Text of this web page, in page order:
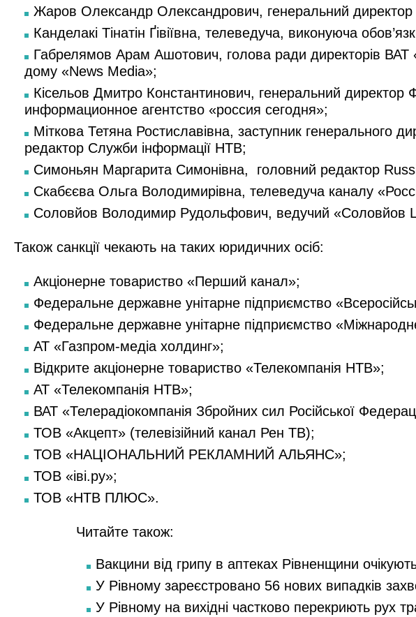
Жаров Олександр Олександрович, генеральний
Канделакі Тінатін Ґівіївна, телеведуча, виконуюча
Габрелямов Арам Ашотович, голова ради директорів ВАТ
дому «News Media»;
Кісельов Дмитро Константинович, генеральний
информационное агентство «россия сегодня»;
Міткова Тетяна Ростиславівна, заступник генерального
редактор Служби інформації НТВ;
Симоньян Маргарита Симонівна, головний редактор
Скабєєва Ольга Володимирівна, телеведуча каналу
Соловйов Володимир Рудольфович, ведучий «Соловйов
Також санкції чекають на таких юридичних осіб:
Акціонерне товариство «Перший канал»;
Федеральне державне унітарне підприємство
Федеральне державне унітарне підприємство
АТ «Газпром-медіа холдинг»;
Відкрите акціонерне товариство «Телекомпанія НТВ»;
АТ «Телекомпанія НТВ»;
ВАТ «Телерадіокомпанія Збройних сил Російської
ТОВ «Акцепт» (телевізійний канал Рен ТВ);
ТОВ «НАЦІОНАЛЬНИЙ РЕКЛАМНИЙ АЛЬЯНС»;
ТОВ «іві.ру»;
ТОВ «НТВ ПЛЮС».
Читайте також:
Вакцини від грипу в аптеках Рівненщини
У Рівному зареєстровано 56 нових випадків
У Рівному на вихідні частково перекриють рух